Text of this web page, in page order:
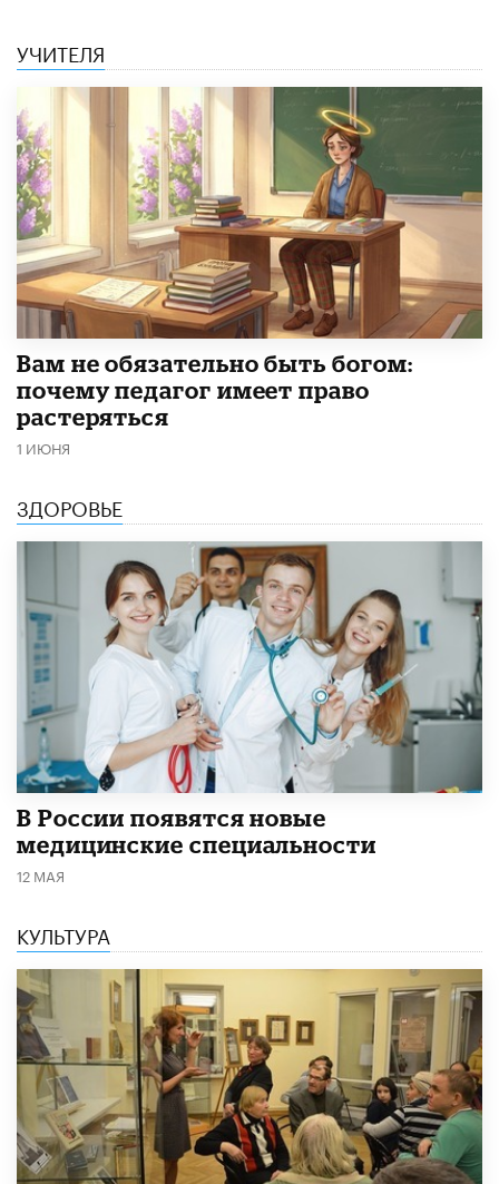
УЧИТЕЛЯ
​Вам не обязательно быть богом:
почему педагог имеет право
растеряться
1 ИЮНЯ
ЗДОРОВЬЕ
В России появятся новые
медицинские специальности
12 МАЯ
КУЛЬТУРА